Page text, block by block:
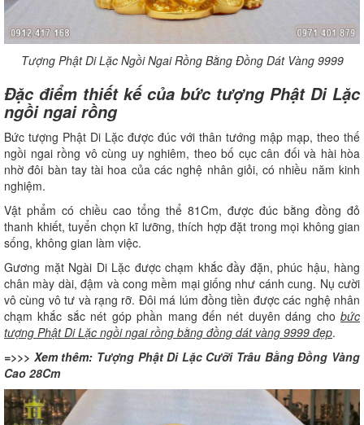
Tượng Phật Di Lặc Ngồi Ngai Rồng Bằng Đồng Dát Vàng 9999
Đặc điểm thiết kế của bức tượng Phật Di Lặc
ngồi ngai rồng
Bức tượng Phật Di Lặc được đúc với thân tướng mập mạp, theo thế
ngồi ngai rồng vô cùng uy nghiêm, theo bố cục cân đối và hài hòa
nhờ đôi bàn tay tài hoa của các nghệ nhân giỏi, có nhiều năm kinh
nghiệm.
Vật phẩm có chiều cao tổng thể 81Cm, được đúc bằng đồng đỏ
thanh khiết, tuyển chọn kĩ lưỡng, thích hợp đặt trong mọi không gian
sống, không gian làm việc.
Gương mặt Ngài Di Lặc được chạm khắc đầy đặn, phúc hậu, hàng
chân mày dài, đậm và cong mềm mại giống như cánh cung. Nụ cười
vô cùng vô tư và rạng rỡ. Đôi má lúm đồng tiền được các nghệ nhân
chạm khắc sắc nét góp phần mang đến nét duyên dáng cho bức
tượng Phật Di Lặc ngồi ngai rồng bằng đồng dát vàng 9999 đẹp.
=>>> Xem thêm: Tượng Phật Di Lặc Cưỡi Trâu Bằng Đồng Vàng
Cao 28Cm